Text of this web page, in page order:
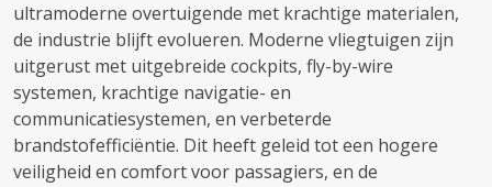
ultramoderne overtuigende met krachtige materialen,
de industrie blijft evolueren. Moderne vliegtuigen zijn
uitgerust met uitgebreide cockpits, fly-by-wire
systemen, krachtige navigatie- en
communicatiesystemen, en verbeterde
brandstofefficiëntie. Dit heeft geleid tot een hogere
veiligheid en comfort voor passagiers, en de